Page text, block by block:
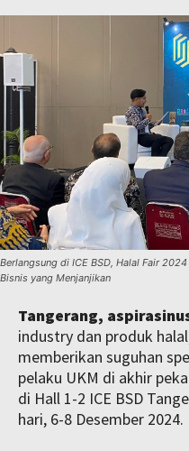
Berlangsung di ICE BSD, Halal Fair
Bisnis yang Menjanjikan
Tangerang,
industry dan produk
memberikan suguhan
pelaku UKM di akhir
di Hall 1-2 ICE BSD
hari, 6-8 Desember 2024.